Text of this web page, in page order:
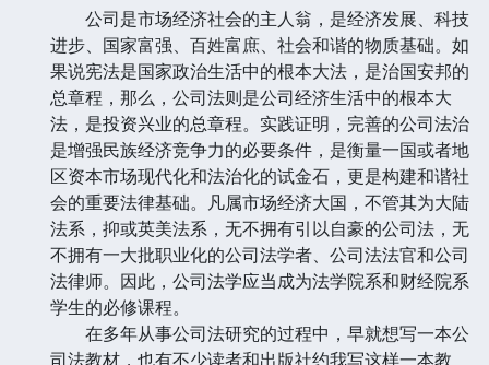
公司是市场经济社会的主人翁，是经济发展、科技
进步、国家富强、百姓富庶、社会和谐的物质基础。如
果说宪法是国家政治生活中的根本大法，是治国安邦的
总章程，那么，公司法则是公司经济生活中的根本大
法，是投资兴业的总章程。实践证明，完善的公司法治
是增强民族经济竞争力的必要条件，是衡量一国或者地
区资本市场现代化和法治化的试金石，更是构建和谐社
会的重要法律基础。凡属市场经济大国，不管其为大陆
法系，抑或英美法系，无不拥有引以自豪的公司法，无
不拥有一大批职业化的公司法学者、公司法法官和公司
法律师。因此，公司法学应当成为法学院系和财经院系
学生的必修课程。
在多年从事公司法研究的过程中，早就想写一本公
司法教材，也有不少读者和出版社约我写这样一本教